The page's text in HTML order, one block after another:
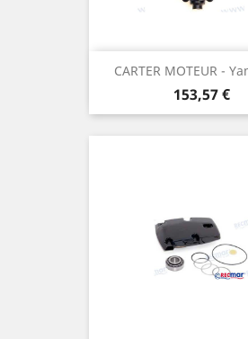
CARTER MOTEUR -
Prix
153,57 €